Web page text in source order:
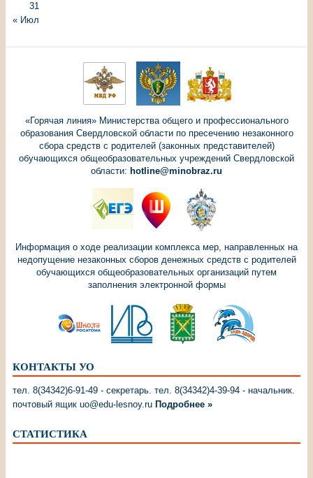
31
« Июл
«Горячая линия» Министерства общего и профессионального
образования Свердловской области по пресечению незаконного
сбора средств с родителей (законных представителей)
обучающихся общеобразовательных учреждений Свердловской
области: hotline@minobraz.ru
Информация о ходе реализации комплекса мер, направленных на
недопущение незаконных сборов денежных средств с родителей
обучающихся общеобразовательных организаций путем
заполнения электронной формы
КОНТАКТЫ УО
тел. 8(34342)6-91-49 - секретарь. тел. 8(34342)4-39-94 - начальник.
почтовый ящик uo@edu-lesnoy.ru Подробнее »
СТАТИСТИКА